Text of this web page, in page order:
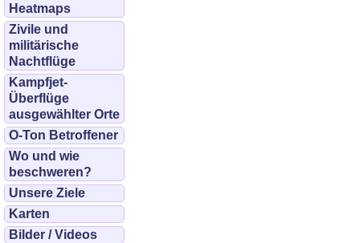
Heatmaps
Zivile und
militärische
Nachtflüge
Kampfjet-
Überflüge
ausgewählter Orte
O-Ton Betroffener
Wo und wie
beschweren?
Unsere Ziele
Karten
Bilder / Videos